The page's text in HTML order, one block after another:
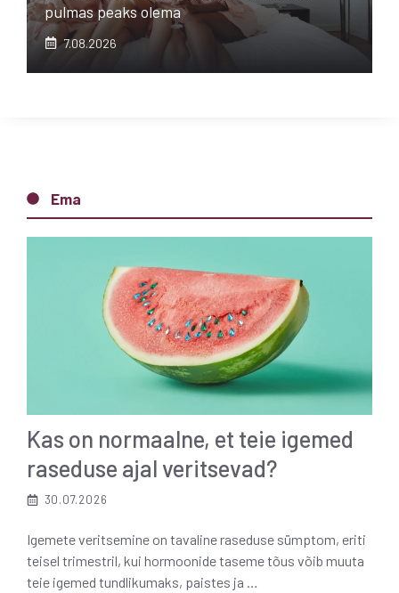
pulmas peaks olema
7.08.2026
Ema
Kas on normaalne, et teie igemed
raseduse ajal veritsevad?
30.07.2026
Igemete veritsemine on tavaline raseduse sümptom, eriti
teisel trimestril, kui hormoonide taseme tõus võib muuta
teie igemed tundlikumaks, paistes ja …